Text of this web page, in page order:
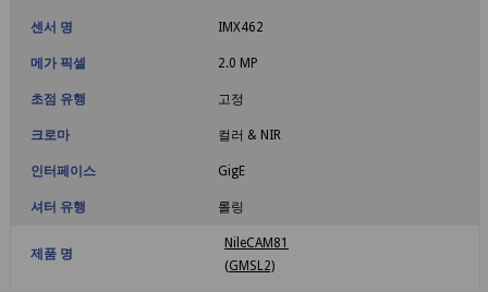
센서 명 IMX462
메가 픽셀 2.0 MP
초점 유행 고정
크로마 컬러 & NIR
인터페이스 GigE
셔터 유행 롤링
제품 명
NileCAM81
(GMSL2)